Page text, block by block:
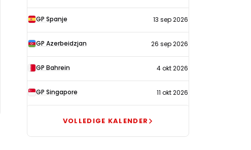
GP Spanje 13 sep 2026
GP Azerbeidzjan 26 sep 2026
GP Bahrein 4 okt 2026
GP Singapore 11 okt 2026
VOLLEDIGE KALENDER